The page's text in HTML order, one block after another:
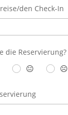
den Check-In
die Reservierung?
😐 ☹️